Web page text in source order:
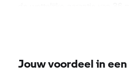
voor slechts € 299,-
duidelijk.
Jouw voordeel in